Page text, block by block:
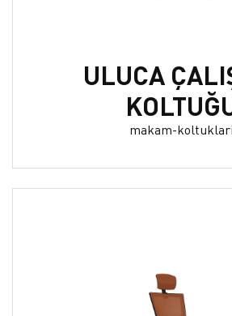
ULUCA
makam-koltuklari